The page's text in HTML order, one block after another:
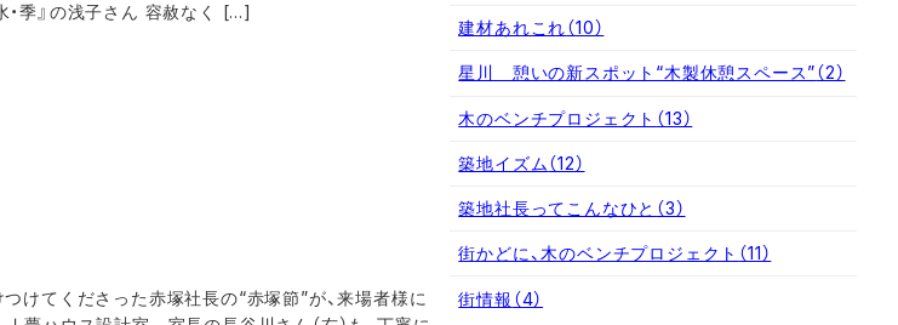
・季』の浅子さん 容赦なく […]
けてくださった赤塚社長の“赤塚節”が、来場者様に
建材あれこれ（10）
星川 憩いの新スポット“木製休憩スペース”（2）
木のベンチプロジェクト （13）
築地イズム（12）
築地社長ってこんなひと （3）
街かどに、木のベンチプロジェクト （11）
街情報 （4）